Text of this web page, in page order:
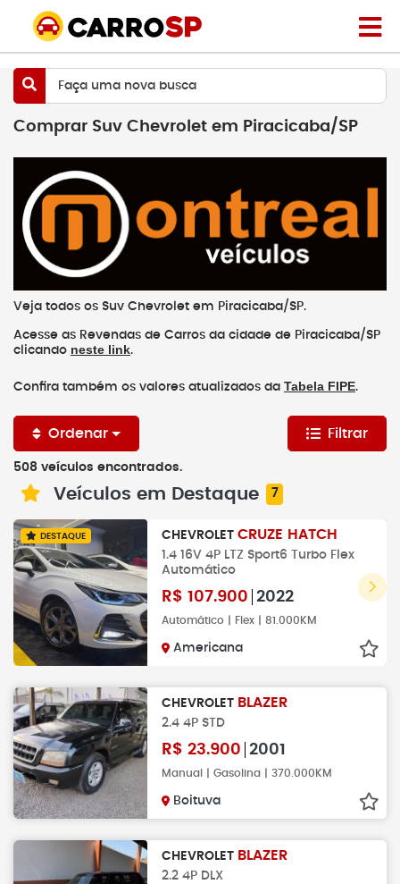
Faça uma nova busca
Comprar Suv Chevrolet em Piracicaba/SP
Veja todos os Suv Chevrolet em Piracicaba/SP.
Acesse as Revendas de Carros da cidade de Piracicaba/SP
clicando neste link.
Confira também os valores atualizados da Tabela FIPE.
Ordenar Filtrar
508 veículos encontrados.
Veículos em Destaque 7
DESTAQUE CHEVROLET CRUZE HATCH
1.4 16V 4P LTZ Sport6 Turbo Flex
Automático
R$ 107.900 2022
Automático | Flex | 81.000KM
Americana
CHEVROLET BLAZER
2.4 4P STD
R$ 23.900 2001
Manual | Gasolina | 370.000KM
Boituva
CHEVROLET BLAZER
2.2 4P DLX